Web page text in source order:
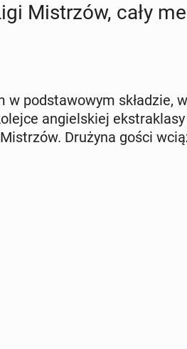
Mi­strzów, cały
pod­sta­wo­wym skła­dzie,
an­giel­skiej eks­tra­kla­sy
Drużyna gości